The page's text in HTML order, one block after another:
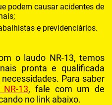
AR
podem causar acidentes de
e previdenciários.
o laudo NR-13, temos
pronta e qualificada
Para saber
13, fale com um de
no link abaixo.